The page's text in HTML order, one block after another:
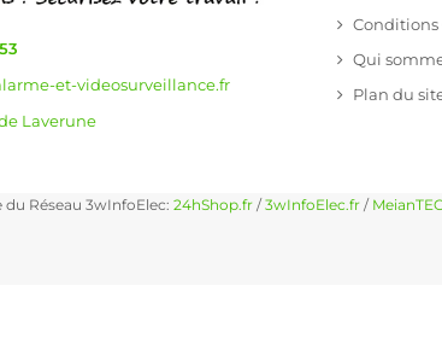
et-videosurveillance.fr
Laverune
Conditions
Qui
Plan du
du Réseau 3wInfoElec: 24hShop.fr / 3wInfoElec.fr /